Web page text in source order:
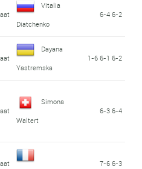
Vitalia
Diatchenko
6-4 6-2
Dayana
Yastremska
1-6 6-1 6-2
Simona
Waltert
6-3 6-4
7-6 6-3